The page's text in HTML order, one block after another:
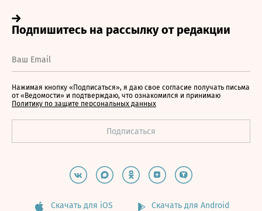
Нажимая кнопку «Подписаться», я даю свое согласие получать письма
от «Ведомости» и подтверждаю, что ознакомился и принимаю
Политику по защите персональных данных
Скачать для iOS Скачать для Android